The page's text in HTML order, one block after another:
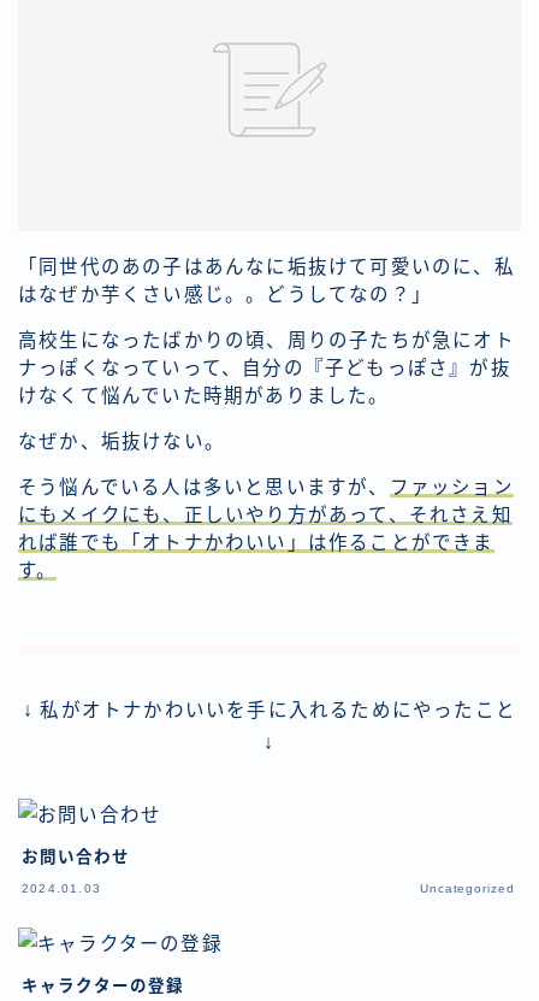
「同世代のあの子はあんなに垢抜けて可愛いのに、私
はなぜか芋くさい感じ。。どうしてなの？」
高校生になったばかりの頃、周りの子たちが急にオト
ナっぽくなっていって、自分の『子どもっぽさ』が抜
けなくて悩んでいた時期がありました。
なぜか、垢抜けない。
そう悩んでいる人は多いと思いますが、
ファッション
にもメイクにも、正しいやり方があって、それさえ知
れば誰でも「オトナかわいい」は作ることができま
す。
↓ 私がオトナかわいいを手に入れるためにやったこと
↓
お問い合わせ
2024.01.03 Uncategorized
キャラクターの登録